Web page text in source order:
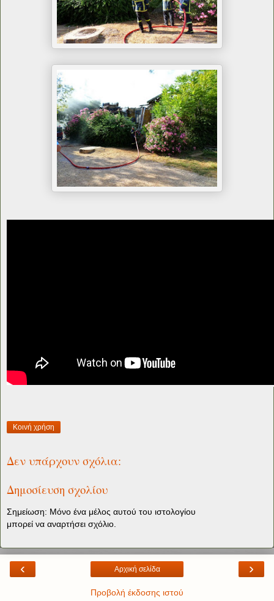
Κοινή χρήση
Δεν υπάρχουν σχόλια:
Δημοσίευση σχολίου
Σημείωση: Μόνο ένα μέλος αυτού του ιστολογίου
μπορεί να αναρτήσει σχόλιο.
‹ ›
Αρχική σελίδα
Προβολή έκδοσης ιστού